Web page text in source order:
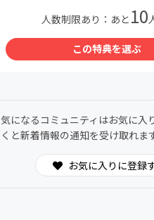
人数制限あり：あと 10
この特典を選ぶ
気になるコミュニティはお気に入
くと新着情報の通知を受け取れま
お気に入りに登録